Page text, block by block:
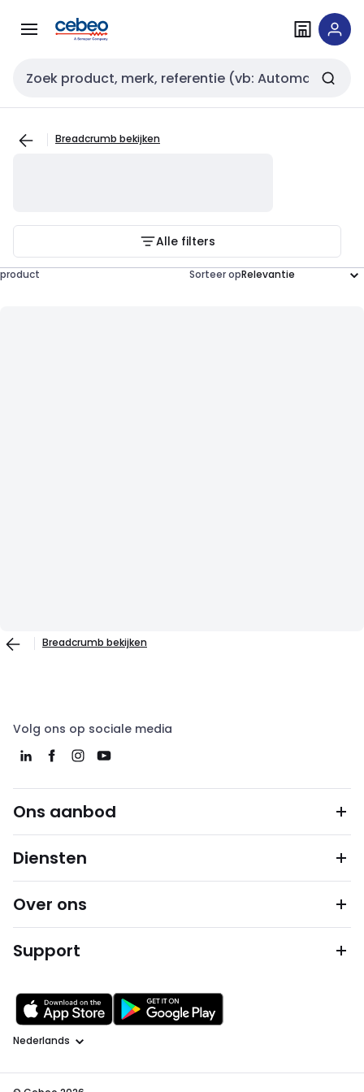
naar
naar
Zoekveld invoer
Breadcrumb bekijken
Alle filters
product Sorteer op
Breadcrumb bekijken
Volg ons op sociale media
Ons aanbod
Diensten
Over ons
Support
Taal